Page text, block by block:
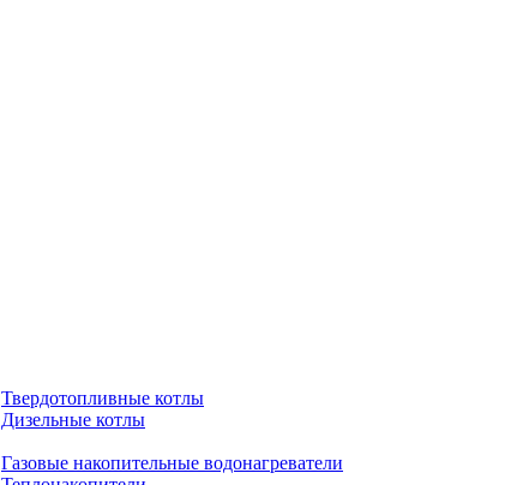
Твердотопливные котлы
Дизельные котлы
Газовые накопительные водонагреватели